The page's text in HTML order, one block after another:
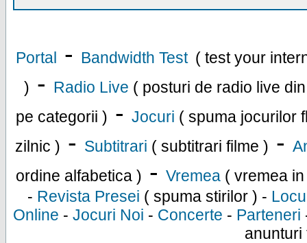
Portal - Bandwidth Test ( test your
) - Radio Live ( posturi de radio live
pe categorii ) - Jocuri ( spuma jocurilor
zilnic ) - Subtitrari ( subtitrari filme ) -
ordine alfabetica ) - Vremea ( vremea
- Revista Presei ( spuma stirilor ) -
Online - Jocuri Noi - Concerte - Parteneri
anunturi